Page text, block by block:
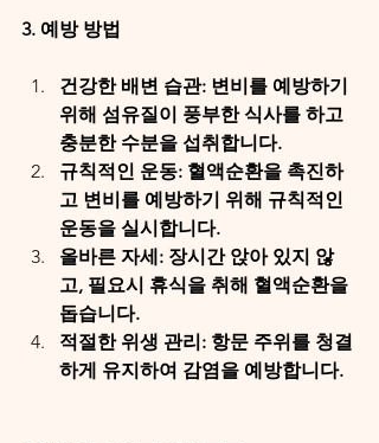
3. 예방 방법
건강한 배변 습관: 변비를 예방하기
위해 섬유질이 풍부한 식사를 하고
충분한 수분을 섭취합니다.
규칙적인 운동: 혈액순환을 촉진하
고 변비를 예방하기 위해 규칙적인
운동을 실시합니다.
올바른 자세: 장시간 앉아 있지 않
고, 필요시 휴식을 취해 혈액순환을
돕습니다.
적절한 위생 관리: 항문 주위를 청결
하게 유지하여 감염을 예방합니다.